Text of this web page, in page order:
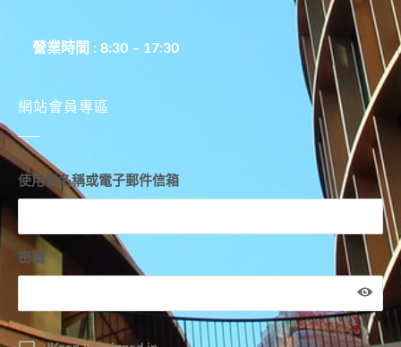
營業時間 : 8:30 – 17:30
網站會員專區
使用者名稱或電子郵件信箱
密碼